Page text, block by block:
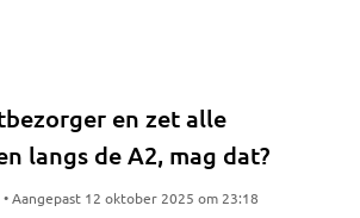
en zet alle
langs de A2, mag dat?
Aangepast 12 oktober 2025 om 23:18